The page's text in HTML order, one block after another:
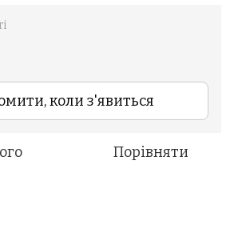
коли з'явиться
Порівняти